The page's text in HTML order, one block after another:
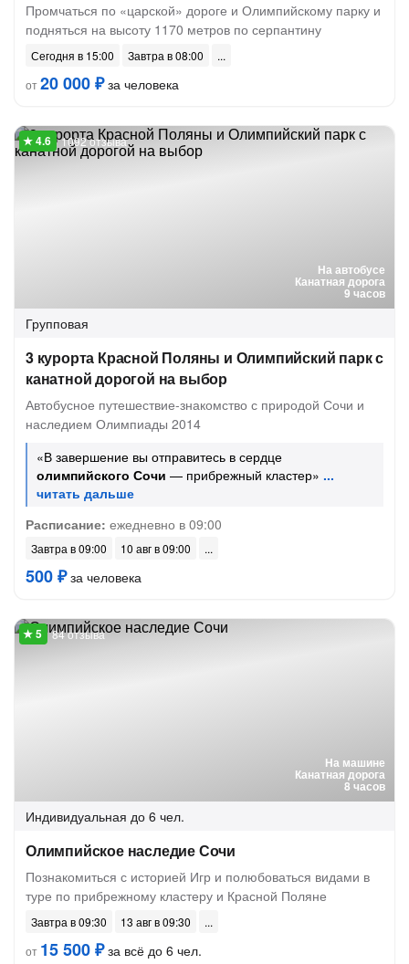
Промчаться по «царской» дороге и Олимпийскому парку и
подняться на высоту 1170 метров по серпантину
Сегодня в 15:00
Завтра в 08:00
от20 000 ₽за человека
На автобусе
Канатная дорога
9 часов
1092 отзыва
Групповая
3 курорта Красной Поляны и Олимпийский парк с
канатной дорогой на выбор
Автобусное путешествие-знакомство с природой Сочи и
наследием Олимпиады 2014
«В завершение вы отправитесь в сердце
олимпийского Сочи — прибрежный кластер»
Расписание: ежедневно в 09:00
Завтра в 09:00 10 авг в 09:00
500 ₽за человека
На машине
Канатная дорога
8 часов
84 отзыва
Индивидуальная до 6 чел.
Олимпийское наследие Сочи
Познакомиться с историей Игр и полюбоваться видами в
туре по прибрежному кластеру и Красной Поляне
Завтра в 09:30
13 авг в 09:30
от 15 500 ₽за всё до 6 чел.